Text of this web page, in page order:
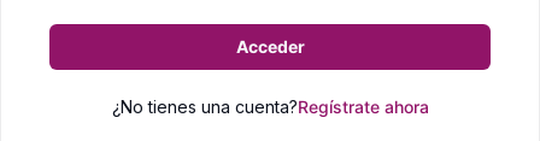
Acceder
¿No tienes una cuenta?Regístrate ahora